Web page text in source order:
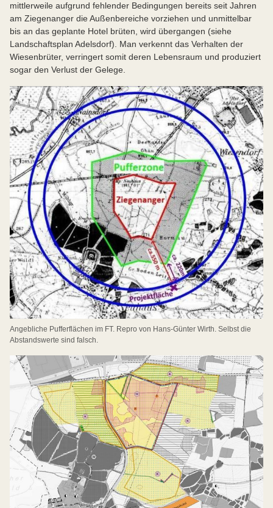
mittlerweile aufgrund fehlender Bedingungen bereits seit Jahren
am Ziegenanger die Außenbereiche vorziehen und unmittelbar
bis an das geplante Hotel brüten, wird übergangen (siehe
Landschaftsplan Adelsdorf). Man verkennt das Verhalten der
Wiesenbrüter, verringert somit deren Lebensraum und produziert
sogar den Verlust der Gelege.
Angebliche Pufferflächen im FT. Repro von Hans-Günter Wirth. Selbst die
Abstandswerte sind falsch.